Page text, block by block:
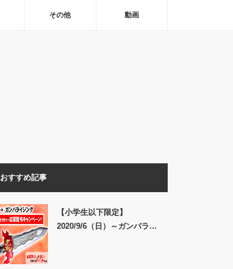
その他 動画
おすすめ記事
【小学生以下限定】
2020/9/6（日）～ガンバラ…